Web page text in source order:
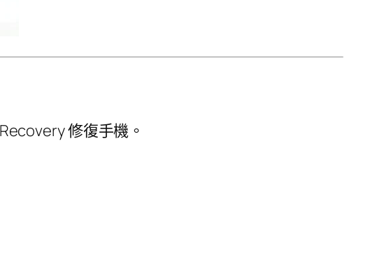
修復手機。